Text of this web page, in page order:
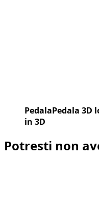
PedalaPedala 3D
in 3D
Potresti non